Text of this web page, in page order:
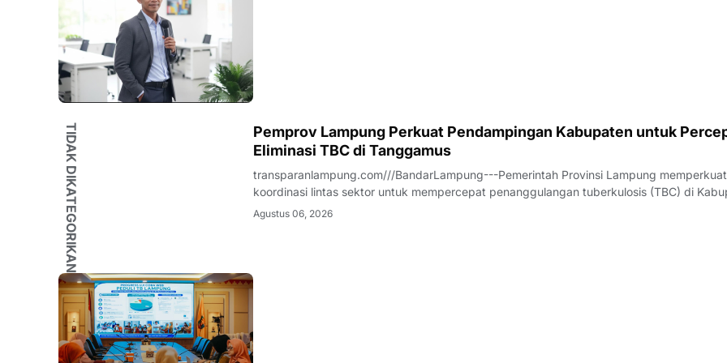
TIDAK DIKATEGORIKAN
Pemprov Lampung Perkuat Pendampingan Kabupaten untuk
Eliminasi TBC di Tanggamus
transparanlampung.com///BandarLampung---Pemerintah Provinsi Lampung memperkuat
koordinasi lintas sektor untuk mempercepat penanggulangan tuberkulosis (TBC) di
Tanggamus. Upaya tersebut dibahas dalam Rapat Koordinasi Tim Percepatan
Agustus 06, 2026